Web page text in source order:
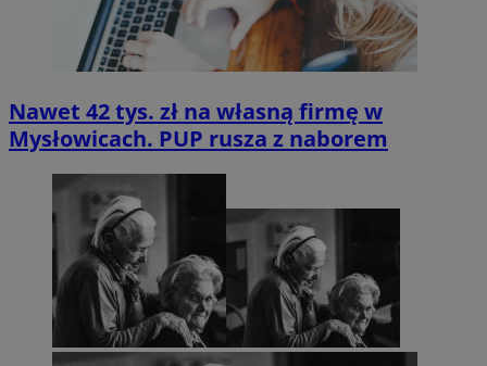
Nawet 42 tys. zł na własną firmę w
Mysłowicach. PUP rusza z naborem